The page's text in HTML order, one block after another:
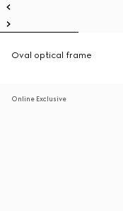
Oval optical frame
Online Exclusive